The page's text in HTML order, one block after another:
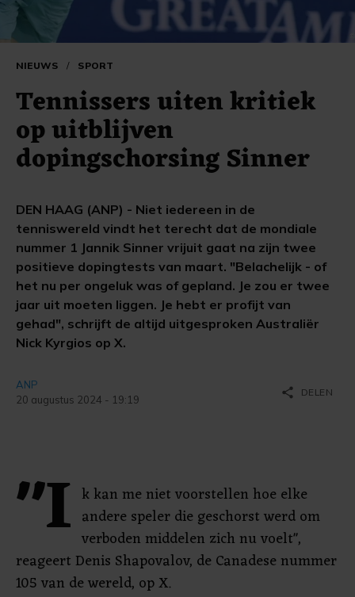
NIEUWS / SPORT
Tennissers uiten kritiek
op uitblijven
dopingschorsing Sinner
DEN HAAG (ANP) - Niet iedereen in de
tenniswereld vindt het terecht dat de mondiale
nummer 1 Jannik Sinner vrijuit gaat na zijn twee
positieve dopingtests van maart. "Belachelijk - of
het nu per ongeluk was of gepland. Je zou er twee
jaar uit moeten liggen. Je hebt er profijt van
gehad", schrijft de altijd uitgesproken Australiër
Nick Kyrgios op X.
ANP
20 augustus 2024 - 19:19
share DELEN
"I k kan me niet voorstellen hoe elke
andere speler die geschorst werd om
verboden middelen zich nu voelt",
reageert Denis Shapovalov, de Canadese nummer
105 van de wereld, op X.